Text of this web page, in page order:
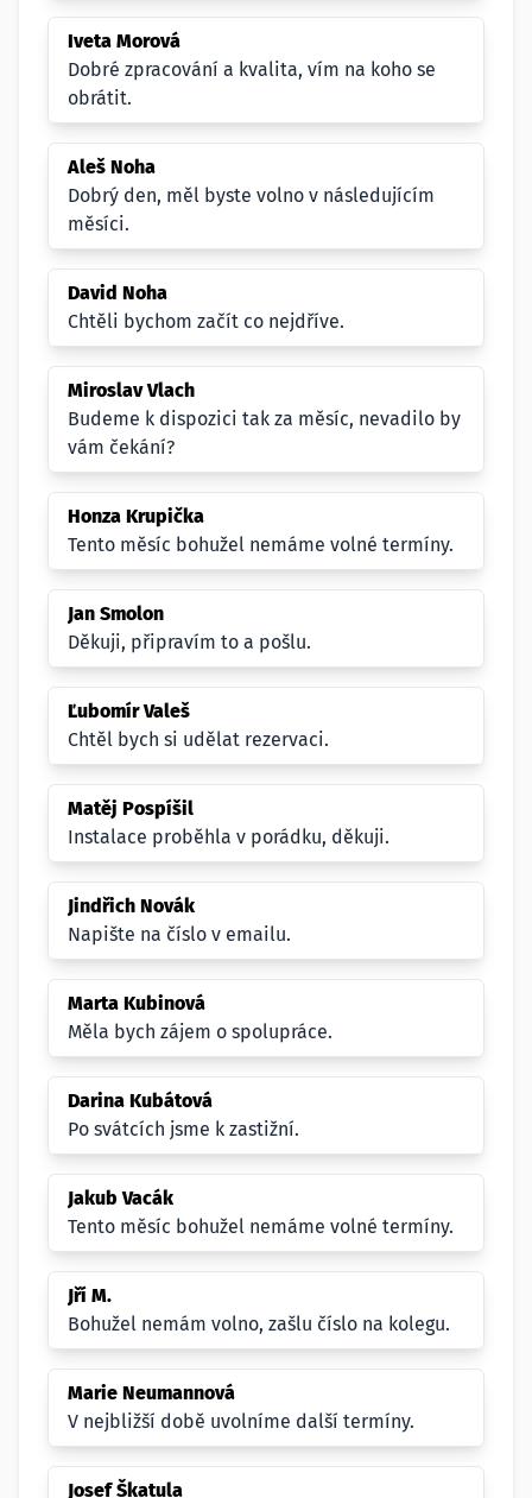
Iveta Morová
Dobré zpracování a kvalita, vím na koho se
obrátit.
Aleš Noha
Dobrý den, měl byste volno v následujícím
měsíci.
David Noha
Chtěli bychom začít co nejdříve.
Miroslav Vlach
Budeme k dispozici tak za měsíc, nevadilo by
vám čekání?
Honza Krupička
Tento měsíc bohužel nemáme volné termíny.
Jan Smolon
Děkuji, připravím to a pošlu.
Ľubomír Valeš
Chtěl bych si udělat rezervaci.
Matěj Pospíšil
Instalace proběhla v porádku, děkuji.
Jindřich Novák
Napište na číslo v emailu.
Marta Kubinová
Měla bych zájem o spolupráce.
Darina Kubátová
Po svátcích jsme k zastižní.
Jakub Vacák
Tento měsíc bohužel nemáme volné termíny.
Jří M.
Bohužel nemám volno, zašlu číslo na kolegu.
Marie Neumannová
V nejbližší době uvolníme další termíny.
Josef Škatula